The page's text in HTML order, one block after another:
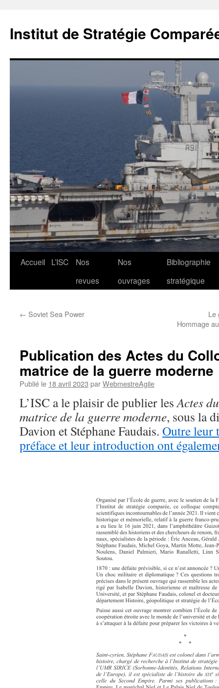
Institut de Stratégie
Aller
Accueil L’ISC
Nos
revues
Nos
ouvrages
Bibliographie
stratégique
← Soviet Sea Power
Le
Hommage
Publication des Actes du
matrice de la guerre moderne
Publié le 18 avril 2023 parWebmestreAgile
L’ISC a le plaisir de publier lesActes
matrice de la guerre moderne, sous la
Davion et Stéphane Faudais. Outre leur
préface et leur introduction ont